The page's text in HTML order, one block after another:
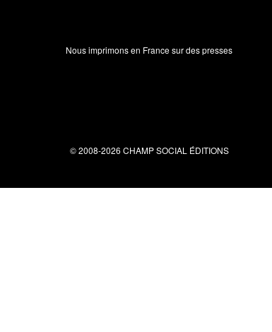
Nous imprimons en France sur des presses
© 2008-2026 CHAMP SOCIAL ÉDITIONS